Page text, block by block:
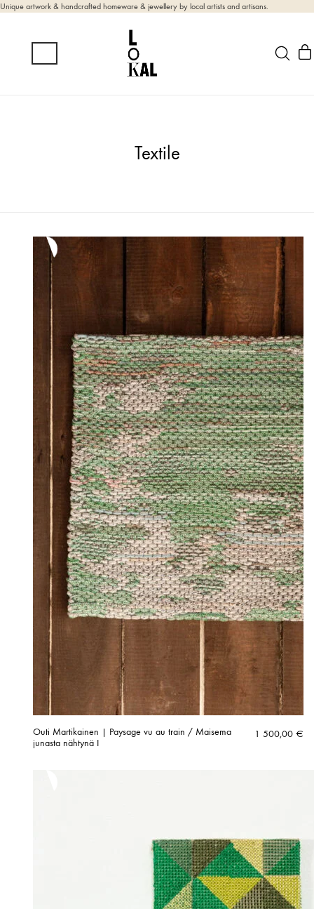
Unique artwork & handcrafted homeware & jewellery by local artists and artisans.
Textile
Outi Martikainen | Paysage vu au train / Maisema
junasta nähtynä I
1 500,00 €